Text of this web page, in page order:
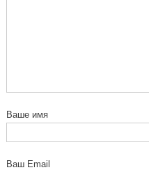
Ваше имя
Ваш Email